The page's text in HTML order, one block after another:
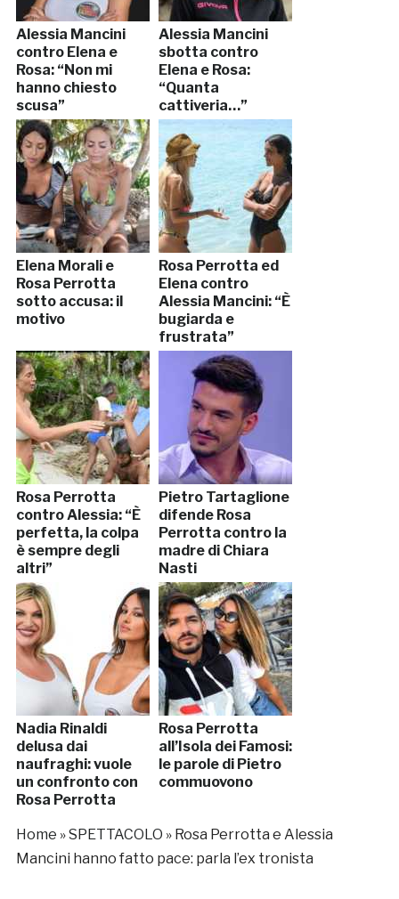
Alessia Mancini
contro Elena e
Rosa: “Non mi
hanno chiesto
scusa”
Alessia Mancini
sbotta contro
Elena e Rosa:
“Quanta
cattiveria…”
Elena Morali e
Rosa Perrotta
sotto accusa: il
motivo
Rosa Perrotta ed
Elena contro
Alessia Mancini: “È
bugiarda e
frustrata”
Rosa Perrotta
contro Alessia: “È
perfetta, la colpa
è sempre degli
altri”
Pietro Tartaglione
difende Rosa
Perrotta contro la
madre di Chiara
Nasti
Nadia Rinaldi
delusa dai
naufraghi: vuole
un confronto con
Rosa Perrotta
Rosa Perrotta
all’Isola dei Famosi:
le parole di Pietro
commuovono
Home »SPETTACOLO » Rosa Perrotta e Alessia
Mancini hanno fatto pace: parla l’ex tronista